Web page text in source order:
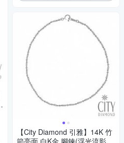
【City Diamond 引雅】14K 竹